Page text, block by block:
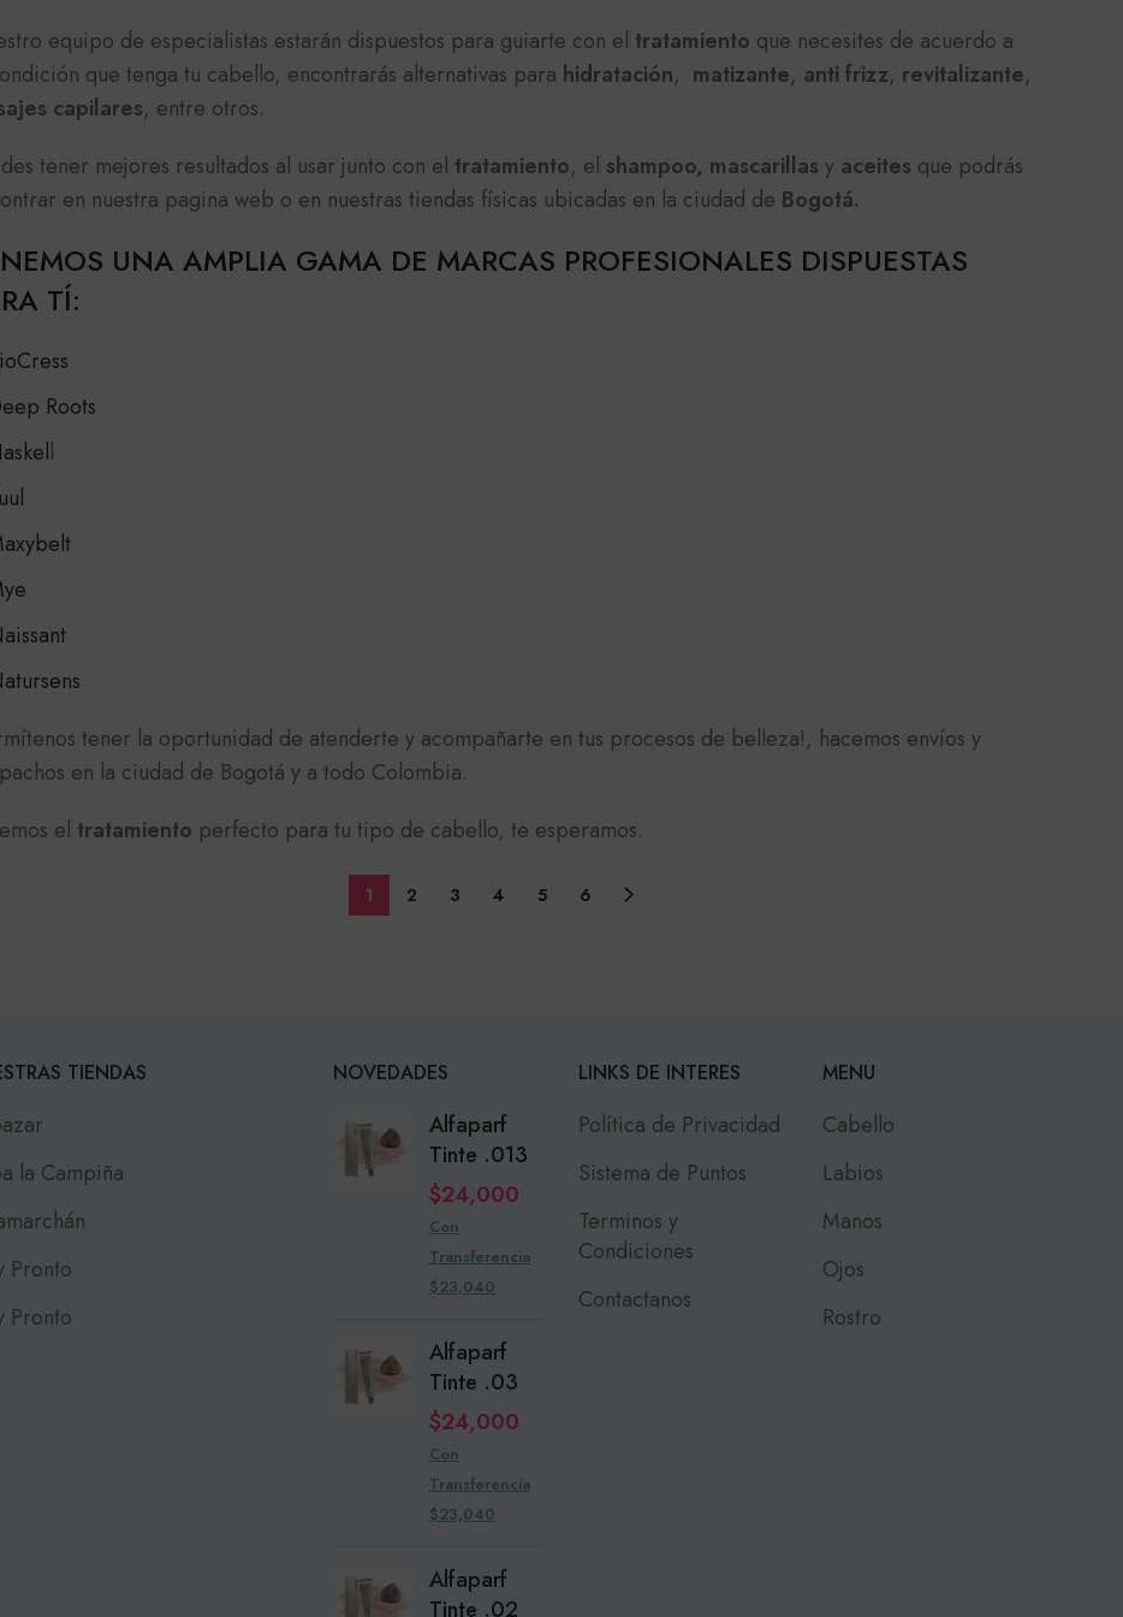
equipo de especialistas estarán dispuestos para guiarte con el tratamiento que necesites de acuerdo a
que tenga tu cabello, encontrarás alternativas para hidratación, matizante, anti frizz, revitalizante,
capilares, entre otros.
tener mejores resultados al usar junto con el tratamiento, el shampoo, mascarillas yaceites que podrás
en nuestra pagina web o en nuestras tiendas físicas ubicadas en la ciudad de Bogotá.
UNA AMPLIA GAMA DE MARCAS PROFESIONALES DISPUESTAS
TÍ:
Roots
l
tener la oportunidad de atenderte y acompañarte en tus procesos de belleza!, hacemos envíos y
en la ciudad de Bogotá y a todo Colombia.
el tratamiento perfecto para tu tipo de cabello, te esperamos.
1 2 3 4 5 6
TIENDAS
la Campiña
Pronto
Pronto
NOVEDADES
Alfaparf
Tinte .013
$24,000
Con
Transferencia
$23,040
Alfaparf
Tinte .03
$24,000
Con
Transferencia
$23,040
Alfaparf
Tinte .02
LINKS DE INTERES
Política de Privacidad
Sistema de Puntos
Terminos y
Condiciones
Contactanos
MENU
Cabello
Labios
Manos
Ojos
Rostro